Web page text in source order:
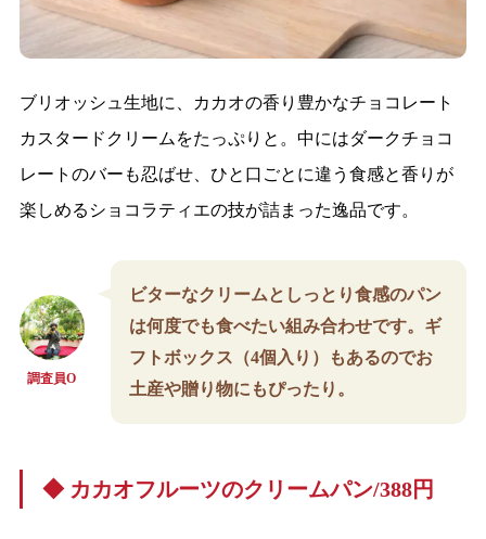
ブリオッシュ生地に、カカオの香り豊かなチョコレート
カスタードクリームをたっぷりと。中にはダークチョコ
レートのバーも忍ばせ、ひと口ごとに違う食感と香りが
楽しめるショコラティエの技が詰まった逸品です。
調査員O
ビターなクリームとしっとり食感のパン
は何度でも食べたい組み合わせです。ギ
フトボックス（4個入り）もあるのでお
土産や贈り物にもぴったり。
◆ カカオフルーツのクリームパン/388円